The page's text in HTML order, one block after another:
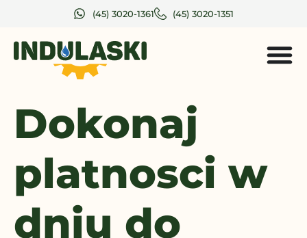
(45) 3020-1361 (45) 3020-1351
Dokonaj
platnosci w
dniu do